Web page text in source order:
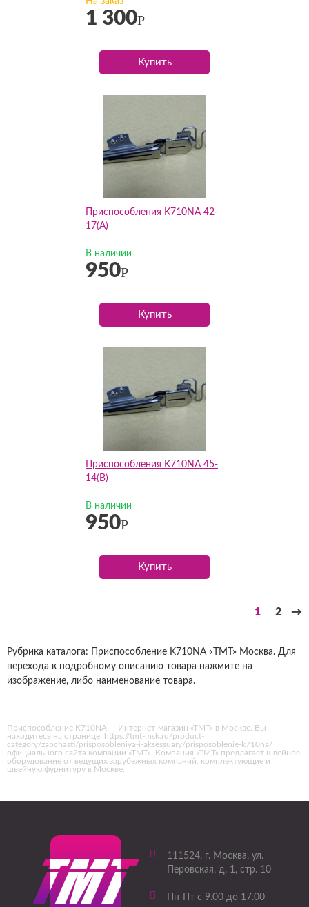
1 300Р
Купить
Приспособления K710NA 42-
17(А)
В наличии
950Р
Купить
Приспособления K710NA 45-
14(B)
В наличии
950Р
Купить
1 2 →
Рубрика каталога: Приспособление K710NA «ТМТ» Москва. Для
перехода к подробному описанию товара нажмите на
изображение, либо наименование товара.
Приспособление K710NA — Интернет-магазин «ТМТ» в Москве. Вы
находитесь на странице: https://tmt-msk.ru/product-
category/zapchasti/prisposobleniya-i-aksessuary/prisposoblenie-k710na/
официального сайта компании «ТМТ». Компания «ТМТ» предлагает швейное
оборудование от ведущих зарубежных компаний, комплектующие и
швейную фурнитуру в Москве.
111524, г. Москва, ул.
Перовская, д. 1, стр. 10
Пн-Пт с 9.00 до 17.00